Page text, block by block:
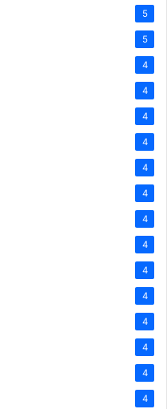
5
5
4
4
4
4
4
4
4
4
4
4
4
4
4
4